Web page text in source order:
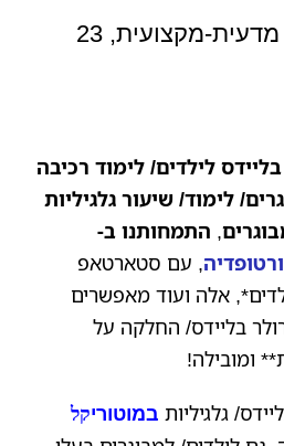
*, בשיטה מדעית-מקצועית, 23
לילדים/ לימוד רכיבה
לימוד/ שיעור גלגיליות
, התמחותנו ב-
, עם סטארטאפ
אלה ועוד מאפשרים
בליידס/ החלקה על
ומובילה!
גלגיליות במוטוריקל